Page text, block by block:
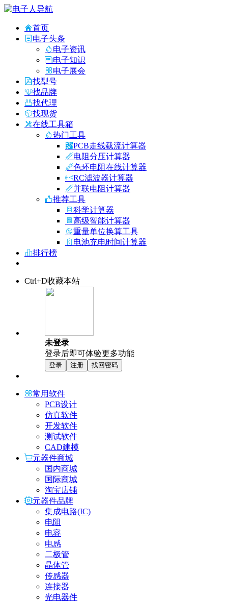
首页
电子头条
电子资讯
电子知识
电子展会
找型号
找品牌
找代理
找现货
在线工具箱
热门工具
PCB走线载流计算器
电阻分压计算器
色环电阻在线计算器
RC滤波器计算器
并联电阻计算器
推荐工具
科学计算器
高级智能计算器
重量单位换算工具
电池充电时间计算器
排行榜
Ctrl+D收藏本站
未登录
登录后即可体验更多功能
登录 注册 找回密码
常用软件
PCB设计
仿真软件
开发软件
测试软件
CAD建模
元器件商城
国内商城
国际商城
淘宝店铺
元器件品牌
集成电路(IC)
电阻
电容
电感
二极管
晶体管
传感器
连接器
光电器件